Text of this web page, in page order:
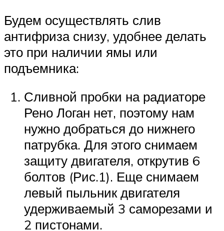
Будем осуществлять слив
антифриза снизу, удобнее делать
это при наличии ямы или
подъемника:
Сливной пробки на радиаторе
Рено Логан нет, поэтому нам
нужно добраться до нижнего
патрубка. Для этого снимаем
защиту двигателя, открутив 6
болтов (Рис.1). Еще снимаем
левый пыльник двигателя
удерживаемый 3 саморезами и
2 пистонами.